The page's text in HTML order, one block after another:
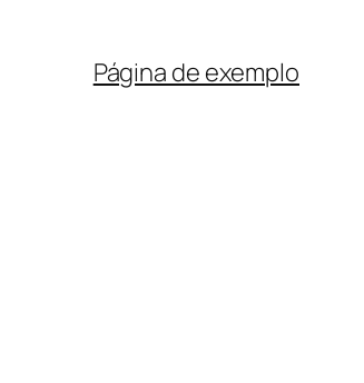
Página de exemplo